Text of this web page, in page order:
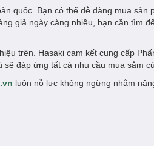
quốc. Bạn có thể dễ dàng mua
giả ngày càng nhiều, bạn cần tìm
trên. Hasaki cam kết cung cấp
đáp ứng tất cả nhu cầu mua sắm
luôn nỗ lực không ngừng nhằm